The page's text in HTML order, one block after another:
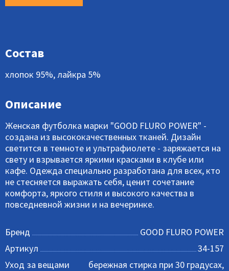
Состав
хлопок 95%, лайкра 5%
Описание
Женская футболка марки "GOOD FLURO POWER" -
создана из высококачественных тканей. Дизайн
светится в темноте и ультрафиолете - заряжается на
свету и взрывается яркими красками в клубе или
кафе. Одежда специально разработана для всех, кто
не стесняется выражать себя, ценит сочетание
комфорта, яркого стиля и высокого качества в
повседневной жизни и на вечеринке.
Бренд
GOOD FLURO POWER
Артикул
34-157
Уход за вещами
бережная стирка при 30 градусах,